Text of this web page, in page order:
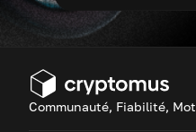
Communauté, Fiabilité,